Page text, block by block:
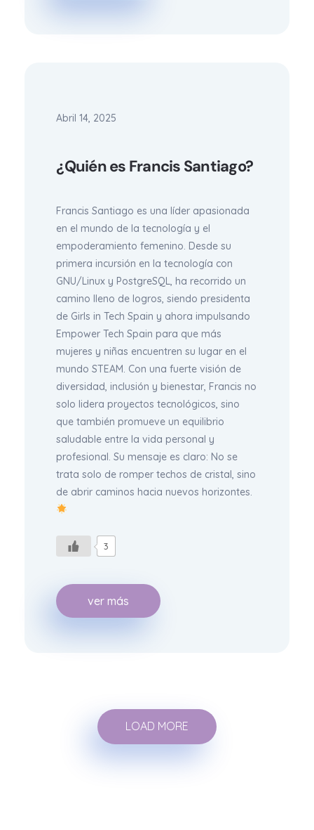
Abril 14, 2025
¿Quién es Francis Santiago?
Francis Santiago es una líder apasionada
en el mundo de la tecnología y el
empoderamiento femenino. Desde su
primera incursión en la tecnología con
GNU/Linux y PostgreSQL, ha recorrido un
camino lleno de logros, siendo presidenta
de Girls in Tech Spain y ahora impulsando
Empower Tech Spain para que más
mujeres y niñas encuentren su lugar en el
mundo STEAM. Con una fuerte visión de
diversidad, inclusión y bienestar, Francis no
solo lidera proyectos tecnológicos, sino
que también promueve un equilibrio
saludable entre la vida personal y
profesional. Su mensaje es claro: No se
trata solo de romper techos de cristal, sino
de abrir caminos hacia nuevos horizontes.
3
ver más
LOAD MORE